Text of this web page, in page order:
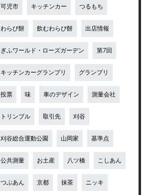
可児市 キッチンカー つるもち
わらび餅 飲むわらび餅 出店情報
ぎふワールド・ローズガーデン 第7回
キッチンカーグランプリ グランプリ
投票 味 車のデザイン 測量会社
トリンブル 取引先 刈谷
刈谷総合運動公園 山岡家 基準点
公共測量 お土産 八ツ橋 こしあん
つぶあん 京都 抹茶 ニッキ